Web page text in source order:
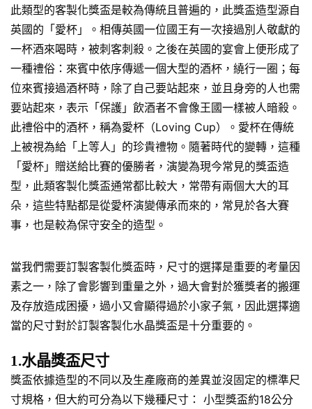
此類型的客製化獎盃是較為傳統且普遍的，此獎盃造型源自
英國的「愛杯」。相傳英國一位國王有一次接過別人敬獻的
一杯酒來喝時，被刺客刺殺。之後在英國的宴會上便形成了
一種禮俗：來賓中依序傳遞一個大型的酒杯，繞行一圈；每
位來賓接過酒杯時，除了自己要站起來，並且身旁的人也需
要站起來，表示「保護」飲酒者不會像王國一樣被人暗殺。
此禮俗中的酒杯，稱為愛杯（Loving Cup）。愛杯在傳統
上被視為給「上等人」的珍貴禮物。隨著時代的變轉，這種
「愛杯」贈送給比賽的優勝者，演變為現今常見的獎盃造
型，此類客製化獎盃通常都比較大，常帶有兩個大大的耳
朵，這些特點都是從愛杯演變傳承而來的，常見於各大賽
事，也是較為保守安全的造型。
當我們需要訂製客製化獎盃時，尺寸的選擇是重要的考量因
素之一，除了會影響到重量之外，過大會對於獲獎者的搬運
及存放造成困擾，過小又會顯得過於小家子氣，因此選擇適
當的尺寸對於訂製客製化水晶獎盃是十分重要的。
1.水晶獎盃尺寸
獎盃依據造型的不同以及生產廠商的差異並沒固定的標準尺
寸規格，但大約可分為以下幾種尺寸： 小型獎盃約18公分